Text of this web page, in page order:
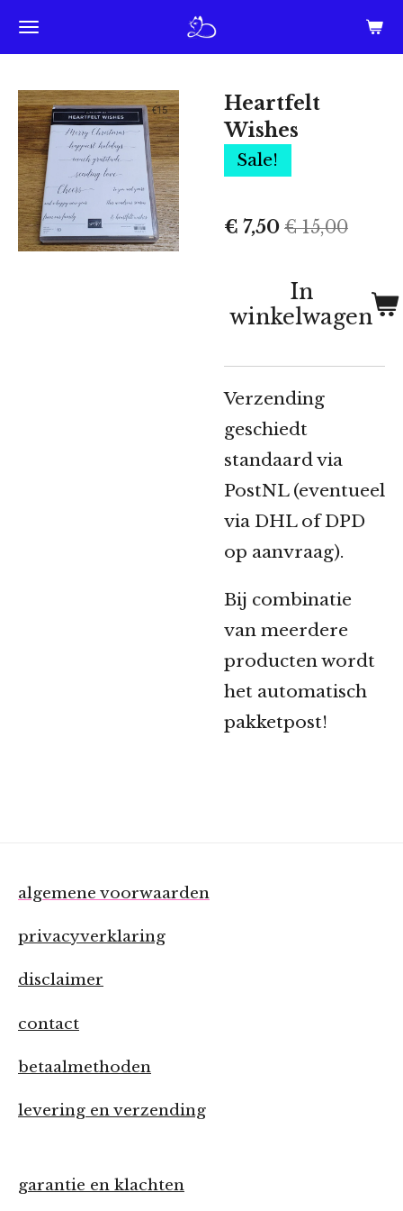
Ga
direct
de
hoofdinhoud
Heartfelt
Wishes
Sale!
€ 7,50 € 15,00
In
winkelwagen
Verzending
geschiedt
standaard via
PostNL (eventueel
via DHL of DPD
op aanvraag).
Bij combinatie
van meerdere
producten wordt
het automatisch
pakketpost!
algemene voorwaarden
privacyverklaring
disclaimer
contact
betaalmethoden
levering en verzending
garantie en klachten